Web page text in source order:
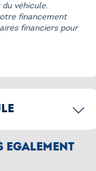
véhicule.
financement
financiers pour
ÉGALEMENT